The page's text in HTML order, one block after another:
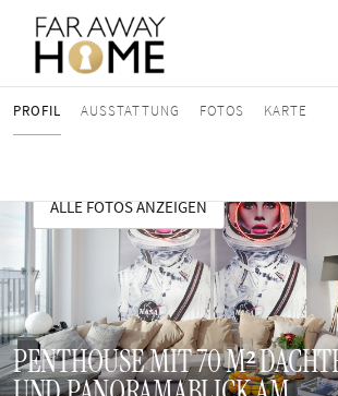
PROFIL AUSSTATTUNG FOTOS KARTE
ALLE FOTOS ANZEIGEN
PENTHOUSE MIT 70 M²